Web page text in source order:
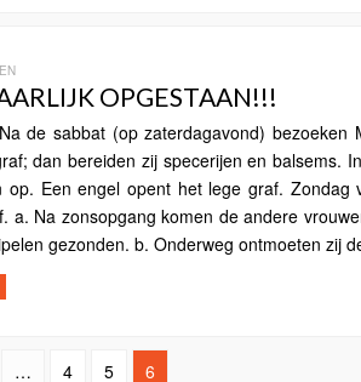
OPGESTAAN!!!
de sabbat (op zaterdagavond)
dan bereiden zij specerijen en balsems.
op. Een engel opent het lege graf. Zondag
a. Na zonsopgang komen de andere
gezonden. b. Onderweg ontmoeten zij
… 4 5 6